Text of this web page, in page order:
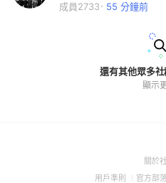
成員2733
55 分鐘前
還有其他眾多
顯示
關於
用戶準則 (Open
官方部